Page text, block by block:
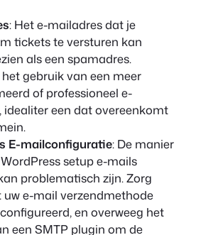
: Het e-mailadres dat je
tickets te versturen kan
als een spamadres.
gebruik van een meer
of professioneel e-
idealiter een dat overeenkomt
E-mailconfiguratie: De manier
setup e-mails
problematisch zijn. Zorg
uw e-mail verzendmethode
en overweeg het
een SMTP plugin om de